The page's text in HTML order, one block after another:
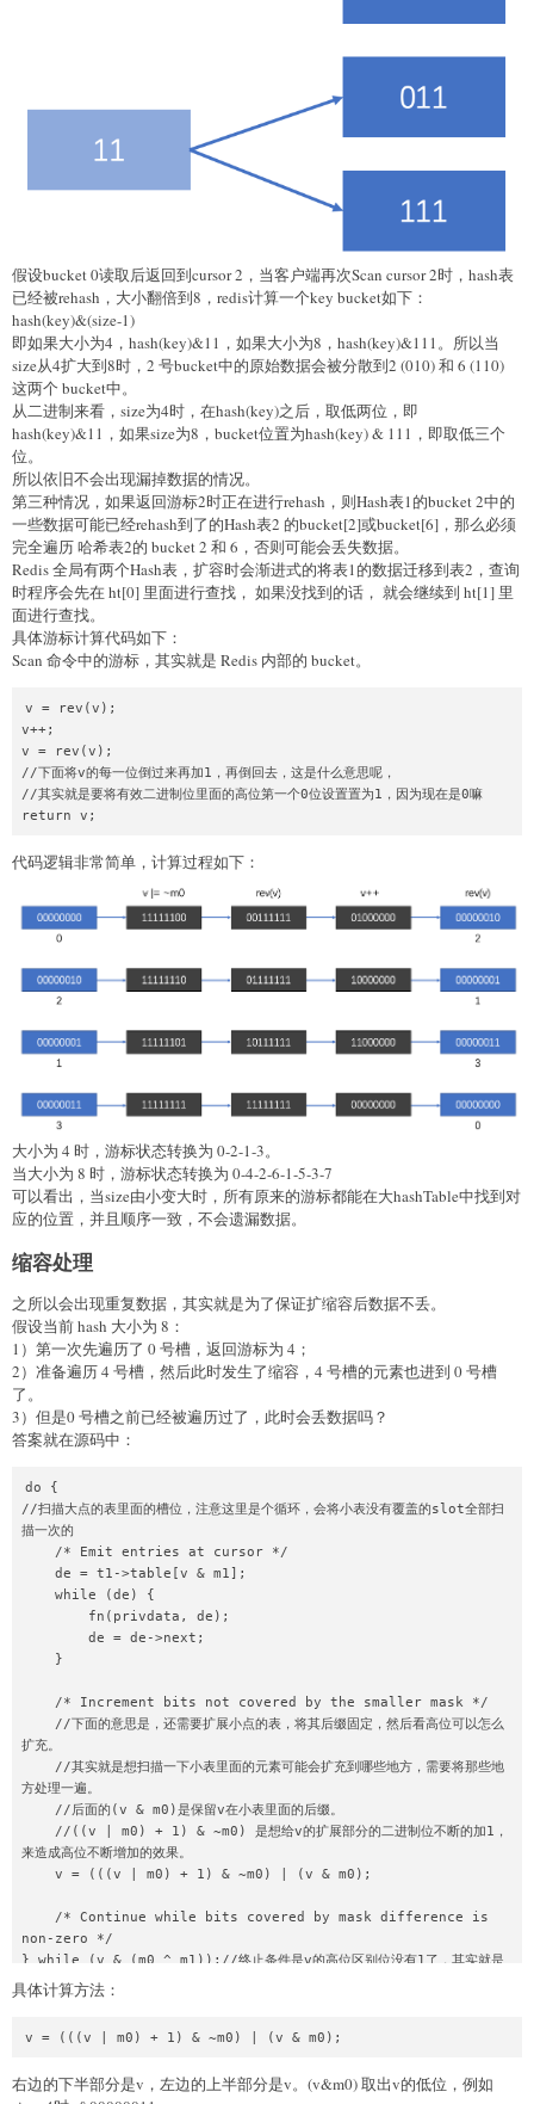
假设bucket 0读取后返回到cursor 2，当客户端再次Scan cursor 2时，hash表
已经被rehash，大小翻倍到8，redis计算一个key bucket如下：
hash(key)&(size-1)
即如果大小为4，hash(key)&11，如果大小为8，hash(key)&111。所以当
size从4扩大到8时，2 号bucket中的原始数据会被分散到2 (010) 和 6 (110)
这两个 bucket中。
从二进制来看，size为4时，在hash(key)之后，取低两位，即
hash(key)&11，如果size为8，bucket位置为hash(key) & 111，即取低三个
位。
所以依旧不会出现漏掉数据的情况。
第三种情况，如果返回游标2时正在进行rehash，则Hash表1的bucket 2中的
一些数据可能已经rehash到了的Hash表2 的bucket[2]或bucket[6]，那么必须
完全遍历 哈希表2的 bucket 2 和 6，否则可能会丢失数据。
Redis 全局有两个Hash表，扩容时会渐进式的将表1的数据迁移到表2，查询
时程序会先在 ht[0] 里面进行查找， 如果没找到的话， 就会继续到 ht[1] 里
面进行查找。
具体游标计算代码如下：
Scan 命令中的游标，其实就是 Redis 内部的 bucket。
v = rev(v);
v++;
v = rev(v);
//下面将v的每一位倒过来再加1，再倒回去，这是什么意思呢，
//其实就是要将有效二进制位里面的高位第一个0位设置置为1，因为现在是0嘛
return v;
代码逻辑非常简单，计算过程如下：
大小为 4 时，游标状态转换为 0-2-1-3。
当大小为 8 时，游标状态转换为 0-4-2-6-1-5-3-7
可以看出，当size由小变大时，所有原来的游标都能在大hashTable中找到对
应的位置，并且顺序一致，不会遗漏数据。
缩容处理
之所以会出现重复数据，其实就是为了保证扩缩容后数据不丢。
假设当前 hash 大小为 8：
1）第一次先遍历了 0 号槽，返回游标为 4；
2）准备遍历 4 号槽，然后此时发生了缩容，4 号槽的元素也进到 0 号槽
了。
3）但是0 号槽之前已经被遍历过了，此时会丢数据吗？
答案就在源码中：
do {
//扫描大点的表里面的槽位，注意这里是个循环，会将小表没有覆盖的slot全部扫
描一次的
扩充。
方处理一遍。
来造成高位不断增加的效果。
non-zero */
} while (v & (m0 ^ m1));//终止条件是v的高位区别位没有1了，其实就是
说到头了。
​具体计算方法：​
右边的下半部分是v，左边的上半部分是v。(v&m0) 取出v的低位，例如